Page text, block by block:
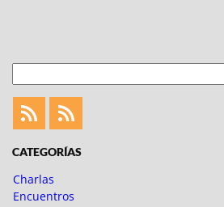
Feed
Feed
CATEGORÍAS
Charlas
Encuentros